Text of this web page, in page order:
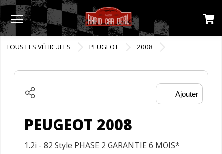
Menu
TOUS LES VÉHICULES PEUGEOT 2008
Ajouter
PEUGEOT 2008
1.2i - 82 Style PHASE 2 GARANTIE 6 MOIS*